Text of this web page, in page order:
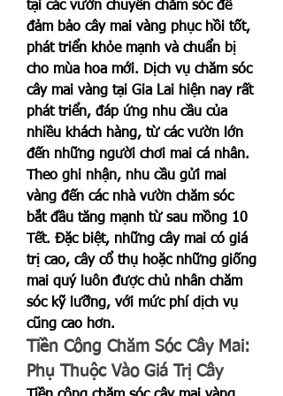
tại các vườn chuyên chăm sóc để
đảm bảo cây mai vàng phục hồi tốt,
phát triển khỏe mạnh và chuẩn bị
cho mùa hoa mới. Dịch vụ chăm sóc
cây mai vàng tại Gia Lai hiện nay rất
phát triển, đáp ứng nhu cầu của
nhiều khách hàng, từ các vườn lớn
đến những người chơi mai cá nhân.
Theo ghi nhận, nhu cầu gửi mai
vàng đến các nhà vườn chăm sóc
bắt đầu tăng mạnh từ sau mồng 10
Tết. Đặc biệt, những cây mai có giá
trị cao, cây cổ thụ hoặc những giống
mai quý luôn được chủ nhân chăm
sóc kỹ lưỡng, với mức phí dịch vụ
cũng cao hơn.
Tiền Công Chăm Sóc Cây Mai:
Phụ Thuộc Vào Giá Trị Cây